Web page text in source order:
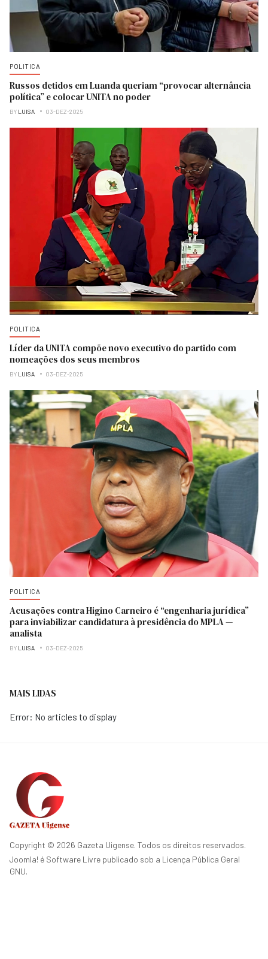
POLITICA
Russos detidos em Luanda queriam “provocar alternância
política” e colocar UNITA no poder
BY LUISA 03-DEZ-2025
POLITICA
Líder da UNITA compõe novo executivo do partido com
nomeações dos seus membros
BY LUISA 03-DEZ-2025
POLITICA
Acusações contra Higino Carneiro é “engenharia jurídica”
para inviabilizar candidatura à presidência do MPLA —
analista
BY LUISA 03-DEZ-2025
MAIS LIDAS
Error: No articles to display
Copyright © 2026 Gazeta Uigense. Todos os direitos reservados.
Joomla! é Software Livre publicado sob a Licença Pública Geral
GNU.